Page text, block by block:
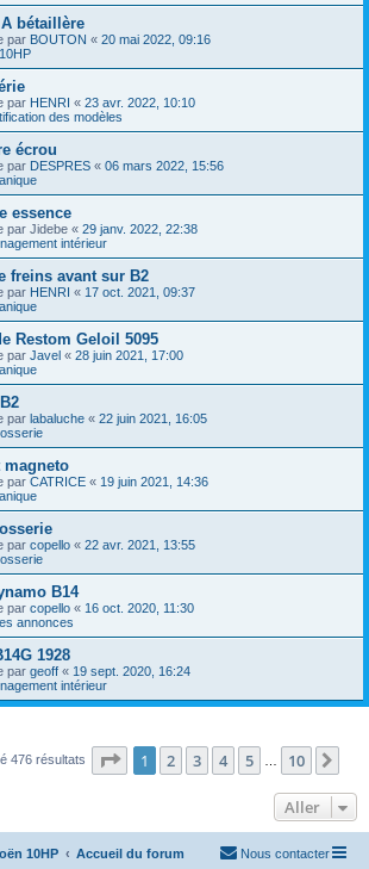
bétaillère
par BOUTON « 20 mai 2022, 09:16
par HENRI « 23 avr. 2022, 10:10
des modèles
écrou
par DESPRES « 06 mars 2022, 15:56
essence
par Jidebe « 29 janv. 2022, 22:38
intérieur
freins avant sur B2
par HENRI « 17 oct. 2021, 09:37
Restom Geloil 5095
par Javel « 28 juin 2021, 17:00
par labaluche « 22 juin 2021, 16:05
magneto
par CATRICE « 19 juin 2021, 14:36
par copello « 22 avr. 2021, 13:55
B14
par copello « 16 oct. 2020, 11:30
annonces
1928
par geoff « 19 sept. 2020, 16:24
intérieur
476 résultats Page 1sur10
1 2 3 4 5 10
Aller
10HP Accueil du forum Nous contacter